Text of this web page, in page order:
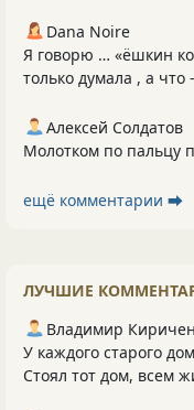
Dana Noire
Я говорю … «ёшкин
только думала , а что
Алексей Солдатов
Молотком по пальцу
ещё комментарии ⮕
ЛУЧШИЕ
Владимир
У каждого старого
Стоял тот дом, всем